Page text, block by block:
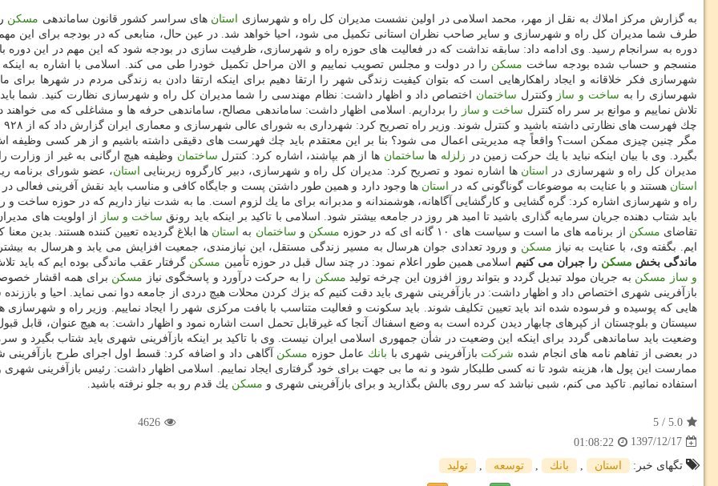
به گزارش مركز املاك به نقل از مهر، محمد اسلامی در اولین نشست مدیران كل راه و شهرسازی استان های سراسر كشور قانون ساماندهی مسكن
طرف شما مدیران كل راه و شهرسازی و سایر صاحب نظران استانی تكمیل می شود، احیا خواهد شد. در عین حال، منابعی كه در بودجه برای این
دوره به سرانجام رسید. وی ادامه داد: سابقه نداشت كه در فعالیت های حوزه راه و شهرسازی، ظرفیت سازی در بودجه شود كه این مهم در این دوره
منسجم و حساب شده بودجه ساخت مسكن را در دولت و مجلس تصویب نماییم و الان مراحل تكمیل خودرا طی می كند. اسلامی با اشاره به
شهرسازی فكر خلاقانه و ایجاد راهكارهایی است كه بتوان كیفیت زندگی شهر را ارتقا دهیم برای اینكه ارتقا دادن به زندگی مردم در شهرها
شهرسازی را به ساخت و ساز وكنترل ساختمان اختصاص داد و اظهار داشت: نظام مهندسی را شما مدیران كل راه و شهرسازی نظارت كنید. شما
تلاش نماییم و موانع بر سر راه كنترل ساخت و ساز را برداریم. اسلامی اظهار داشت: ساماندهی مصالح، ساماندهی حرفه ها و مشاغلی كه می
مگر چنین چیزی ممكن است؟ واقعاً چه مدیریتی اعمال می شود؟ بنا بر این معتقدم باید چك فهرست های دقیقی داشته باشیم و از هر كسی
بگیرد. وی با بیان اینكه نباید با یك حركت زمین در زلزله ها ساختمان ها از هم بپاشند، اشاره كرد: كنترل ساختمان وظیفه هیچ ارگانی به غیر از
مدیران كل راه و شهرسازی در
استان ها اشاره نمود و تصریح كرد: مدیران كل راه و شهرسازی، دبیر كارگروه زیربنایی استان، عضو شورای برنامه
استان هستند و با عنایت به موضوعات گوناگونی كه در استان ها وجود دارد و همین طور داشتن پست و جایگاه كافی و مناسب باید نقش آفرینی فعالی
راه و شهرسازی اشاره كرد: گره گشایی و كارگشایی آگاهانه، هوشمندانه و مدبرانه برای ما یك لزوم است. ما به شدت نیاز داریم كه در حوزه ساخت و
باید شتاب دهنده جریان سرمایه گذاری باشید تا امید هر روز در جامعه بیشتر شود. اسلامی با تاكید بر اینكه باید رونق ساخت و ساز
از اولویت های
تقاضای مسكن از برنامه های ما است و سیاست های ۱۰ گانه ای كه در حوزه مسكن و ساختمان به استان ها ابلاغ گردیده تعیین كننده هستند. بدین
ایم. بگفته وی، با عنایت به نیاز مسكن و ورود تعدادی جوان هرسال به مسیر زندگی مستقل، این نیازمندی، جمعیت افزایش می یابد و هرسال به بیشتر از ۵۰۰ هزار واحد مسكونی نیاز داریم كه باید به تولید آن
ماندگی بخش مسكن را جبران می كنیم اسلامی همین طور اعلام نمود: در چند سال قبل در حوزه تأمین مسكن گرفتار عقب ماندگی بوده ایم كه باید
و ساز
مسكن به جریان مولد تبدیل گردد و بتواند روز افزون این چرخه تولید مسكن را به حركت درآورد و پاسخگوی نیاز مسكن برای همه اقشار
بازآفرینی شهری اختصاص داد و اظهار داشت: در بازآفرینی شهری باید دقت كنیم كه بزك كردن محلات هیچ دردی از جامعه دوا نمی نماید. احیا و
هایی كه پوسیده و فرسوده شده اند باید تعیین تكلیف شوند. باید سكونت و فعالیت متناسب با بافت مركزی شهر را ایجاد نماییم. وزیر راه و
سیستان و بلوچستان از كپرهای چابهار دیدن كرده است به وضع اسفناك آنجا كه غیرقابل تحمل است اشاره نمود و اظهار داشت: به هیچ عنوان، قابل
وضعیت باید ساماندهی گردد برای اینكه این وضعیت در شأن جمهوری اسلامی ایران نیست. وی با تاكید بر اینكه بازآفرینی شهری باید شتاب بگیرد
در بعضی از تفاهم نامه های انجام شده شركت بازآفرینی شهری با بانك عامل حوزه مسكن آگاهی داد و اضافه كرد: قسط اول اجرای طرح
ممارست این پول ها، هزینه شود تا نه كسی طلبكار شود و نه ما بی جهت برای خود گرفتاری ایجاد نماییم. اسلامی اظهار داشت: رئیس بازآفرینی
استفاده نمائیم. تاكید می كنم، شبی نباشد كه سر روی بالش بگذارید و برای بازآفرینی شهری و مسكن یك قدم رو به جلو نرفته باشید.
5.0
/
5
4626
1397/12/17
01:08:22
تگهای خبر:
استان , بانك , توسعه , تولید